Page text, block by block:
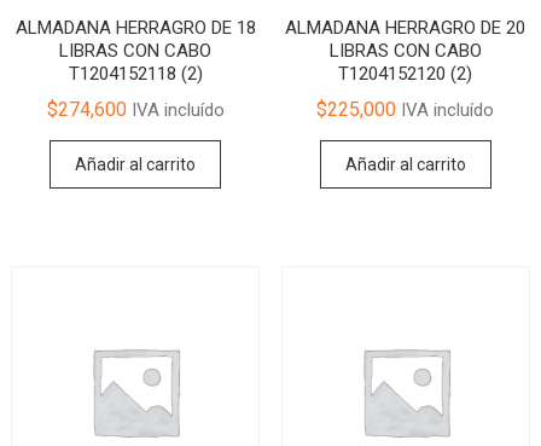
ALMADANA HERRAGRO DE 18
LIBRAS CON CABO
T1204152118 (2)
$274,600IVA incluído
Añadir al carrito
ALMADANA HERRAGRO DE 20
LIBRAS CON CABO
T1204152120 (2)
$225,000 IVA incluído
Añadir al carrito